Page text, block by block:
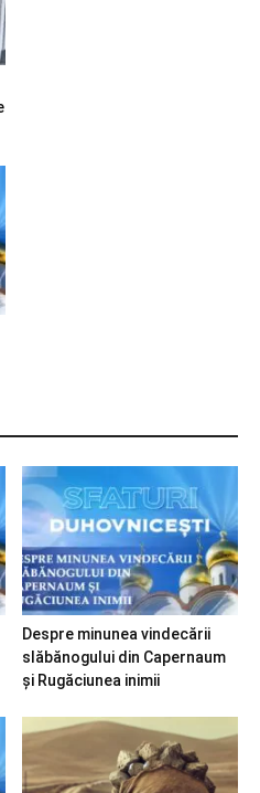
Despre minunea vindecării
slăbănogului din Capernaum
și Rugăciunea inimii